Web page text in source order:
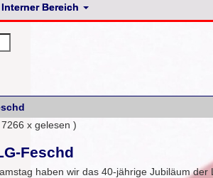
Interner Bereich
7266 x gelesen )
Feschd
haben wir das 40-jährige Jubiläum